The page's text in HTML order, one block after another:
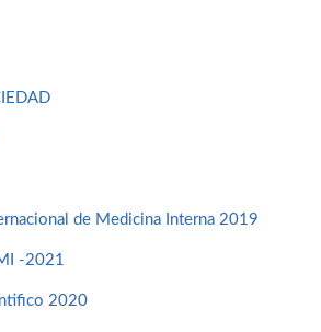
de Medicina Interna 2019
-2021
2020